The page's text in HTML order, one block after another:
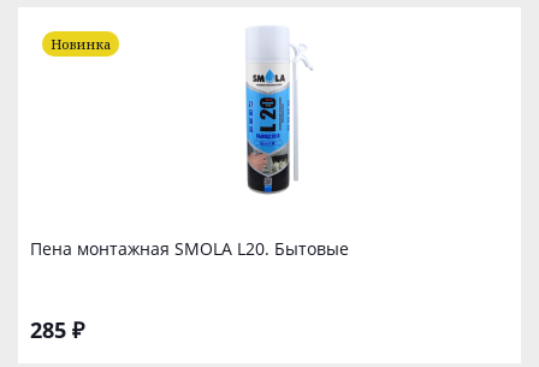
Пена монтажная SMOLA L20. Бытовые
285 ₽
Новинка